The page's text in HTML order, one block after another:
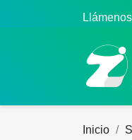
Inicio